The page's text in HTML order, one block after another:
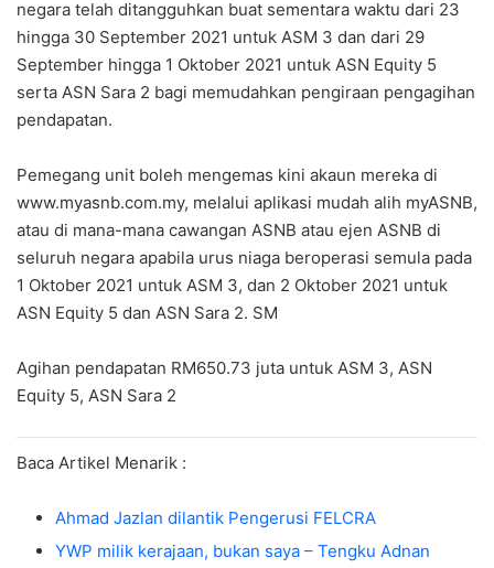
negara telah ditangguhkan buat sementara waktu dari 23
hingga 30 September 2021 untuk ASM 3 dan dari 29
September hingga 1 Oktober 2021 untuk ASN Equity 5
serta ASN Sara 2 bagi memudahkan pengiraan pengagihan
pendapatan.
Pemegang unit boleh mengemas kini akaun mereka di
www.myasnb.com.my, melalui aplikasi mudah alih myASNB,
atau di mana-mana cawangan ASNB atau ejen ASNB di
seluruh negara apabila urus niaga beroperasi semula pada
1 Oktober 2021 untuk ASM 3, dan 2 Oktober 2021 untuk
ASN Equity 5 dan ASN Sara 2. SM
Agihan pendapatan RM650.73 juta untuk ASM 3, ASN
Equity 5, ASN Sara 2
Baca Artikel Menarik :
Ahmad Jazlan dilantik Pengerusi FELCRA
YWP milik kerajaan, bukan saya – Tengku Adnan